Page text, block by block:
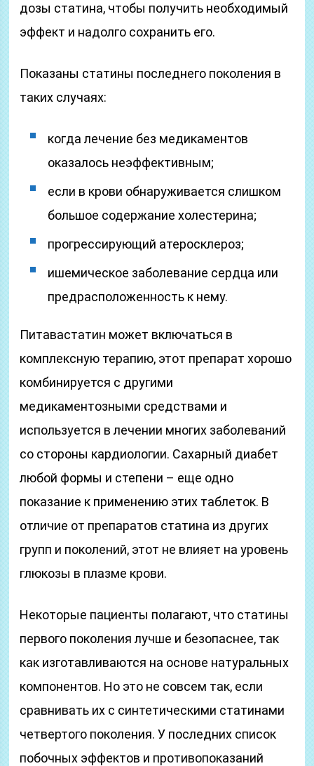
дозы статина, чтобы получить необходимый
эффект и надолго сохранить его.
Показаны статины последнего поколения в
таких случаях:
когда лечение без медикаментов
оказалось неэффективным;
если в крови обнаруживается слишком
большое содержание холестерина;
прогрессирующий атеросклероз;
ишемическое заболевание сердца или
предрасположенность к нему.
Питавастатин может включаться в
комплексную терапию, этот препарат хорошо
комбинируется с другими
медикаментозными средствами и
используется в лечении многих заболеваний
со стороны кардиологии. Сахарный диабет
любой формы и степени – еще одно
показание к применению этих таблеток. В
отличие от препаратов статина из других
групп и поколений, этот не влияет на уровень
глюкозы в плазме крови.
Некоторые пациенты полагают, что статины
первого поколения лучше и безопаснее, так
как изготавливаются на основе натуральных
компонентов. Но это не совсем так, если
сравнивать их с синтетическими статинами
четвертого поколения. У последних список
побочных эффектов и противопоказаний